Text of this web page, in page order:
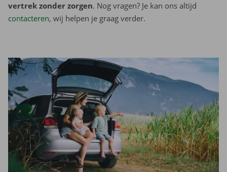
vertrek zonder zorgen. Nog vragen? Je kan ons altijd
contacteren, wij helpen je graag verder.